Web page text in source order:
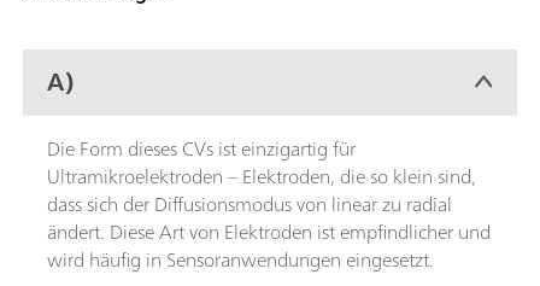
A)
Die Form dieses CVs ist einzigartig für
Ultramikroelektroden – Elektroden, die so klein sind,
dass sich der Diffusionsmodus von linear zu radial
ändert. Diese Art von Elektroden ist empfindlicher und
wird häufig in Sensoranwendungen eingesetzt.